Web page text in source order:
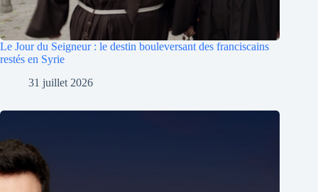
Le Jour du Seigneur : le destin bouleversant des franciscains
restés en Syrie
31 juillet 2026